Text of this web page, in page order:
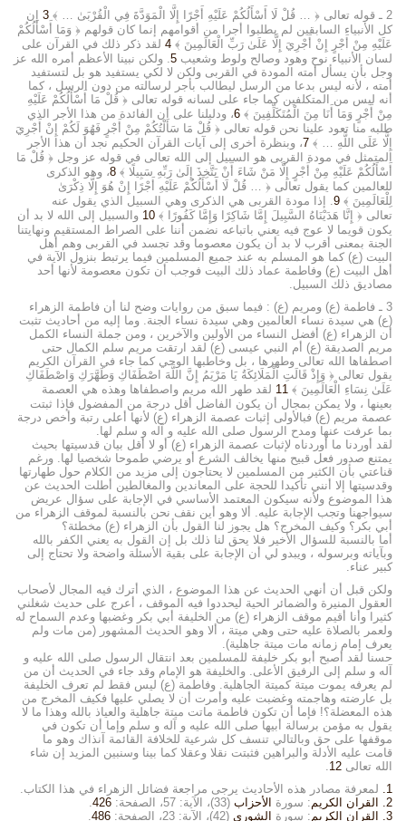
2 ـ قوله تعالى ﴿ … قُلْ لَا أَسْأَلُكُمْ عَلَيْهِ أَجْرًا إِلَّا الْمَوَدَّةَ فِي الْقُرْبَىٰ … ﴾
3 إن
كل الأنبياء السابقين لم يطلبوا أجرا من أقوامهم إنما كان قولهم ﴿ وَمَا أَسْأَلُكُمْ
عَلَيْهِ مِنْ أَجْرٍ إِنْ أَجْرِيَ إِلَّا عَلَىٰ رَبِّ الْعَالَمِينَ ﴾ 4 لقد ذكر ذلك في القرآن على
لسان الأنبياء نوح وهود وصالح ولوط وشعيب 5 . ولكن نبينا الأعظم أمره الله عز
وجل بأن يسأل أمته المودة في القربى ولكن لا لكي يستفيد هو بل لتستفيد
أمته ، لأنه ليس بدعا من الرسل ليطالب بأجر لرسالته من دون الرسل ، كما
أنه ليس من المتكلفين كما جاء على لسانه قوله تعالى ﴿ قُلْ مَا أَسْأَلُكُمْ عَلَيْهِ
مِنْ أَجْرٍ وَمَا أَنَا مِنَ الْمُتَكَلِّفِينَ ﴾ 6، ودليلنا على أن الفائدة من هذا الأجر الذي
طلبه منا تعود علينا نحن قوله تعالى ﴿ قُلْ مَا سَأَلْتُكُمْ مِنْ أَجْرٍ فَهُوَ لَكُمْ إِنْ أَجْرِيَ
إِلَّا عَلَى اللَّهِ … ﴾ 7، وبنظرة أخرى إلى آيات القرآن الحكيم نجد أن هذا الأجر
المتمثل في مودة القربى هو السبيل إلى الله تعالى في قوله عز وجل ﴿ قُلْ مَا
أَسْأَلُكُمْ عَلَيْهِ مِنْ أَجْرٍ إِلَّا مَنْ شَاءَ أَنْ يَتَّخِذَ إِلَىٰ رَبِّهِ سَبِيلًا ﴾ 8، وهو الذكرى
للعالمين كما يقول تعالى ﴿ … قُلْ لَا أَسْأَلُكُمْ عَلَيْهِ أَجْرًا إِنْ هُوَ إِلَّا ذِكْرَىٰ
لِلْعَالَمِينَ ﴾ 9 . إذا مودة القربى هي الذكرى وهي السبيل الذي يقول عنه
تعالى ﴿ إِنَّا هَدَيْنَاهُ السَّبِيلَ إِمَّا شَاكِرًا وَإِمَّا كَفُورًا ﴾ 10 والسبيل إلى الله لا بد أن
يكون قويما لا عوج فيه يعني باتباعه نضمن أننا على الصراط المستقيم ونهايتنا
الجنة بمعنى أقرب لا بد أن يكون معصوما وقد تجسد في القربى وهم أهل
البيت (ع) كما هو المسلم به عند جميع المسلمين فيما يرتبط بنزول الآية في
أهل البيت (ع) وفاطمة عماد ذلك البيت فوجب أن تكون معصومة لأنها أحد
مصاديق ذلك السبيل.
3 ـ فاطمة (ع) ومريم (ع) : فيما سبق من روايات وضح لنا أن فاطمة الزهراء
(ع) هي سيدة نساء العالمين وهي سيدة نساء الجنة. وما إليه من أحاديث تثبت
أن الزهراء (ع) أفضل النساء من الأولين والآخرين ، ومن جملة النساء الكمل
مريم الصديقة (ع) أم النبي عيسى (ع) لقد ارتقت مريم سلم الكمال حتى
اصطفاها الله تعالى وطهرها ، بل وخاطبها الوحي كما جاء في القرآن الكريم
يقول تعالى ﴿ وَإِذْ قَالَتِ الْمَلَائِكَةُ يَا مَرْيَمُ إِنَّ اللَّهَ اصْطَفَاكِ وَطَهَّرَكِ وَاصْطَفَاكِ
عَلَىٰ نِسَاءِ الْعَالَمِينَ ﴾ 11 لقد طهر الله مريم واصطفاها وهذه هي العصمة
بعينها ، ولا يمكن بمجال أن يكون الفاضل أقل درجة من المفضول فإذا ثبتت
عصمة مريم (ع) فبالأولى إثبات عصمة الزهراء (ع) لأنها أعلى رتبة وأخص درجة
بما عرفت عنها ومدح الرسول صلى الله عليه و آله و سلم لها.
لقد أوردنا ما أوردناه لإثبات عصمة الزهراء (ع) أو لا أقل بيان قدسيتها بحيث
يمتنع صدور فعل قبيح منها يخالف الشرع أو يرضي طموحا شخصيا لها. ورغم
قناعتي بأن الكثير من المسلمين لا يحتاجون إلى مزيد من الكلام حول طهارتها
وقدسيتها إلا أنني تأكيدا للحجة على المعاندين والمغالطين أطلت الحديث عن
هذا الموضوع ولأنه سيكون المعتمد الأساسي في الإجابة على سؤال عريض
سيواجهنا وتجب الإجابة عليه. ألا وهو أين نقف نحن بالنسبة لموقف الزهراء من
أبي بكر؟ وكيف المخرج؟ هل يجوز لنا القول بأن الزهراء (ع) مخطئة؟
أما بالنسبة للسؤال الأخير فلا يحق لنا ذلك بل إن القول به يعني الكفر بالله
وبآياته وبرسوله ، ويبدو لي أن الإجابة على بقية الأسئلة واضحة ولا تحتاج إلى
كبير عناء.
ولكن قبل أن أنهي الحديث عن هذا الموضوع ، الذي أترك فيه المجال لأصحاب
العقول المنيرة والضمائر الحية ليحددوا فيه الموقف ، أعرج على حديث شغلني
كثيرا وأنا أقيم موقف الزهراء (ع) من الخليفة أبي بكر وغضبها وعدم السماح له
ولعمر بالصلاة عليه حتى وهي ميتة ، ألا وهو الحديث المشهور (من مات ولم
يعرف إمام زمانه مات ميتة جاهلية).
حسنا لقد أصبح أبو بكر خليفة للمسلمين بعد انتقال الرسول صلى الله عليه و
آله و سلم إلى الرفيق الأعلى. والخليفة هو الإمام وقد جاء في الحديث أن من
لم يعرفه يموت ميتة كميتة الجاهلية. وفاطمة (ع) ليس فقط لم تعرف الخليفة
بل عارضته وهاجمته وغضبت عليه وأمرت أن لا يصلي عليها فكيف المخرج من
هذه المعضلة؟! فإما أن تكون فاطمة ماتت ميتة جاهلية والعياذ بالله وهذا ما لا
يقول به مؤمن برسالة أبيها صلى الله عليه و آله و سلم وإما أن تكون في
موقفها على حق وبالتالي تنسف كل شرعية للخلافة القائمة آنذاك وهو ما
قامت عليه الأدلة والبراهين فثبتت نقلا وعقلا كما بينا وسنبين المزيد إن شاء
الله تعالى 12
1.
لمعرفة مصادر هذه الأحاديث يرجى مراجعة فضائل الزهراء في هذا الكتاب.
2.
القران الكريم : سورة الأحزاب (33)، الآية: 57، الصفحة: 426
3.
القران الكريم : سورة الشورى (42)، الآية: 23، الصفحة: 486